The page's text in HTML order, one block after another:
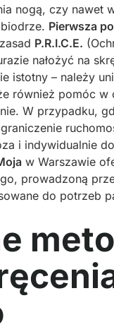
nogą, czy nawet
Pierwsza
P.R.I.C.E.
nałożyć na
istotny – należy
również pomóc
W przypadku,
i indywidualnie
w Warszawie
prowadzoną
do potrzeb